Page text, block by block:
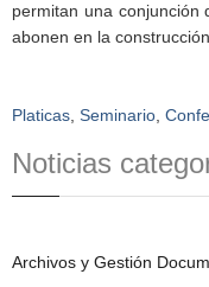
permitan una conjunción
abonen en la
Platicas Seminario
Noticias
Archivos y Gestión